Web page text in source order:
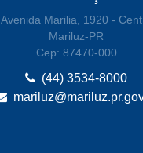
Avenida Marilia, 1920 -
Mariluz-PR
Cep: 87470-000
(44) 3534-8000